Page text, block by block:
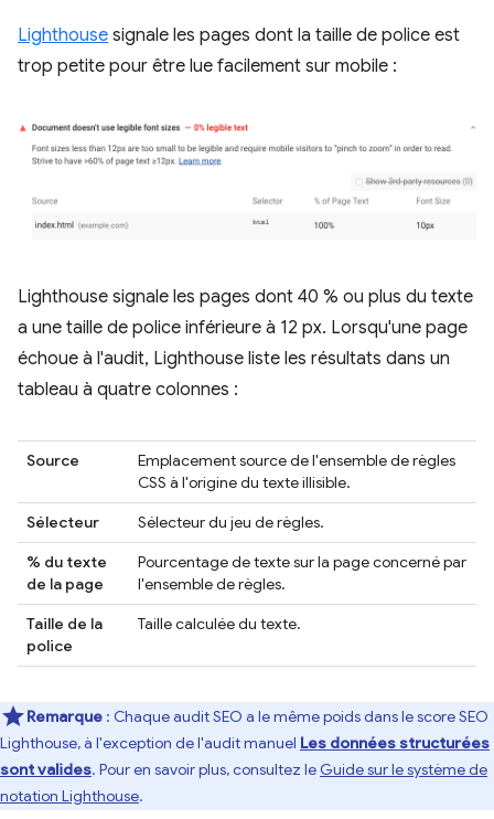
Lighthouse signale les pages dont la taille de police est
trop petite pour être lue facilement sur mobile :
Lighthouse signale les pages dont 40 % ou plus du texte
a une taille de police inférieure à 12 px. Lorsqu'une page
échoue à l'audit, Lighthouse liste les résultats dans un
tableau à quatre colonnes :
Source
Emplacement source de l'ensemble de règles
CSS à l'origine du texte illisible.
Sélecteur
Sélecteur du jeu de règles.
% du texte
de la page
Pourcentage de texte sur la page concerné par
l'ensemble de règles.
Taille de la
police
Taille calculée du texte.
Remarque : Chaque audit SEO a le même poids dans le score SEO
Lighthouse, à l'exception de l'audit manuel Les données structurées
sont valides. Pour en savoir plus, consultez le Guide sur le système de
notation Lighthouse.